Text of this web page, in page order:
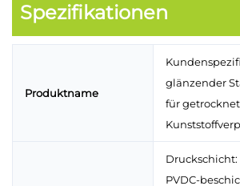
Spezifikationen
Produktname
glänzender
für
Druckschicht:
PVDC-